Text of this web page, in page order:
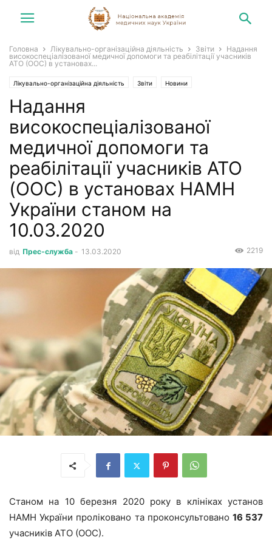
Головна Лікувально-організаційна діяльність Звіти
Надання
високоспеціалізованої медичної допомоги та реабілітації учасників
АТО (ООС) в установах...
Лікувально-організаційна діяльність Звіти Новини
Надання
високоспеціалізованої
медичної допомоги та
реабілітації учасників АТО
(ООС) в установах НАМН
України станом на
10.03.2020
від Прес-служба - 13.03.2020 2219
Станом на 10 березня 2020 року в клініках установ
НАМН України проліковано та проконсультовано 16 537
учасників АТО (ООС).